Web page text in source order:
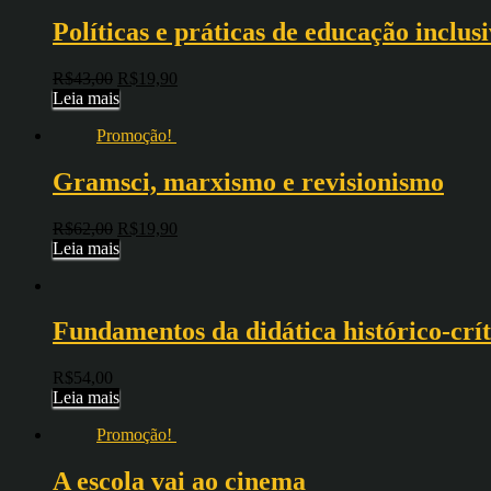
Políticas e práticas de educação
R$43,00 R$ 19,90
Leia mais
Promoção!
Gramsci, marxismo e revisionismo
R$62,00 R$ 19,90
Leia mais
Fundamentos da didática histórico-
R$54,00
Leia mais
Promoção!
A escola vai ao cinema